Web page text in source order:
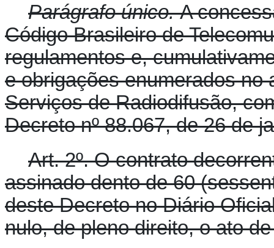
Parágrafo único.A
Código Brasileiro de
regulamentos e,
e obrigações enumerados no
Serviços de Radiodifusão,
Decreto nº 88.067, de 26 de
Art. 2º. O contrato
assinado dento de 60
deste Decreto no Diário
nulo, de pleno direito, o ato